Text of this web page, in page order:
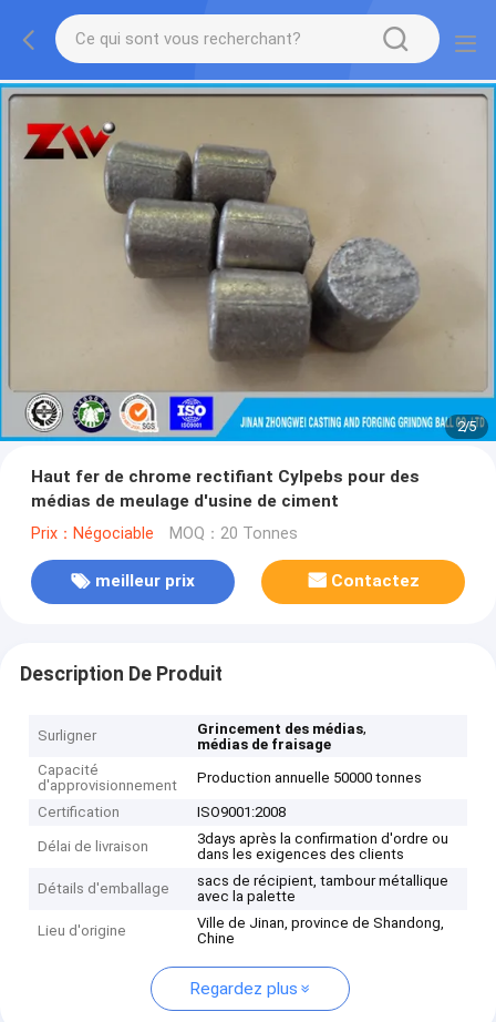
2/5
Haut fer de chrome rectifiant Cylpebs pour des
médias de meulage d'usine de ciment
Prix：Négociable MOQ：20 Tonnes
meilleur prix Contactez
Description De Produit
Surligner Grincement des médias,
médias de fraisage
Capacité
d'approvisionnement
Production annuelle 50000 tonnes
Certification ISO9001:2008
Délai de livraison
3days après la confirmation d'ordre ou
dans les exigences des clients
Détails d'emballage
sacs de récipient, tambour métallique
avec la palette
Lieu d'origine
Ville de Jinan, province de Shandong,
Chine
Regardez plus